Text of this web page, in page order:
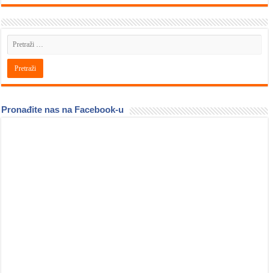
Pronađite nas na Facebook-u